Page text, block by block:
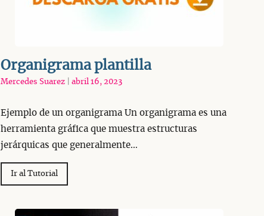
Organigrama plantilla
Mercedes Suarez abril 16, 2023
Ejemplo de un organigrama Un organigrama es una
herramienta gráfica que muestra estructuras
jerárquicas que generalmente…
Ir al Tutorial